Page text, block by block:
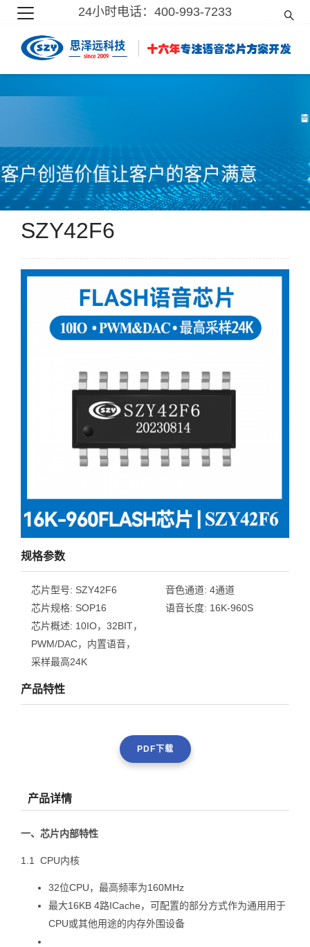
24小时电话：400-993-7233
SZY42F6
规格参数
芯片型号: SZY42F6 音色通道: 4通道
芯片规格: SOP16 语音长度: 16K-960S
芯片概述: 10IO，32BIT，
PWM/DAC，内置语音，
采样最高24K
产品特性
PDF下载
产品详情
一、 芯片内部特性
1.1 CPU内核
32位CPU，最高频率为160MHz
最大16KB 4路ICache，可配置的部分方式作为通用用于
CPU或其他用途的内存外围设备